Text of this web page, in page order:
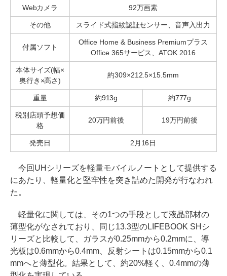
Webカメラ 92万画素
その他 スライド式指紋認証センサー、音声入出力
付属ソフト
Office Home & Business Premiumプラス
Office 365サービス、ATOK 2016
本体サイズ(幅×
奥行き×高さ)
約309×212.5×15.5mm
重量 約913g 約777g
税別店頭予想価
格
20万円前後 19万円前後
発売日 2月16日
今回UHシリーズを軽量モバイルノートとして提供する
にあたり、軽量化と堅牢性を突き詰めた開発が行なわれ
た。
軽量化に関しては、その1つの手段として液晶部材の
薄型化がなされており、同じ13.3型のLIFEBOOK SHシ
リーズと比較して、ガラスが0.25mmから0.2mmに、導
光板は0.6mmから0.4mm、反射シートは0.15mmから0.1
mmへと薄型化。結果として、約20%軽く、0.4mmの薄